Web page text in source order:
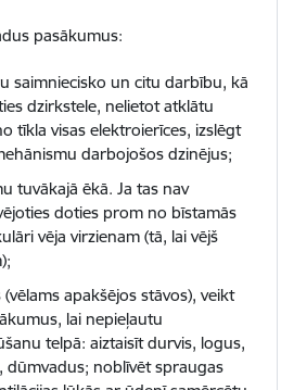
pasākumus:
saimniecisko un citu darbību, kā
dzirkstele, nelietot atklātu
tīkla visas elektroierīces, izslēgt
darbojošos dzinējus;
tuvākajā ēkā. Ja tas nav
doties prom no bīstamās
vēja virzienam (tā, lai vējš
apakšējos stāvos), veikt
lai nepieļautu
telpā: aiztaisīt durvis, logus,
dūmvadus; noblīvēt spraugas